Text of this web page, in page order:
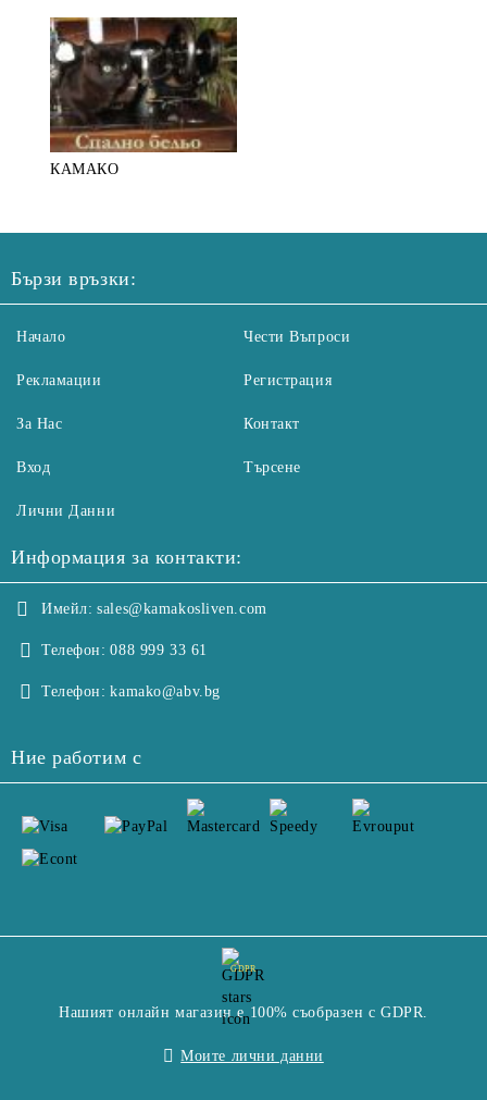
КАМАКО
Бързи връзки:
Начало
Рекламации
За Нас
Вход
Чести Въпроси
Регистрация
Контакт
Търсене
Лични Данни
Информация за контакти:
Имейл: sales@kamakosliven.com
Телефон: 088 999 33 61
Телефон: kamako@abv.bg
Ние работим с
GDPR
Нашият онлайн магазин е 100% съобразен с GDPR.
Моите лични данни